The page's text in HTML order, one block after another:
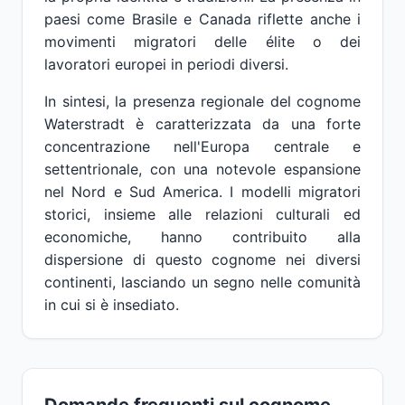
paesi come Brasile e Canada riflette anche i
movimenti migratori delle élite o dei
lavoratori europei in periodi diversi.
In sintesi, la presenza regionale del cognome
Waterstradt è caratterizzata da una forte
concentrazione nell'Europa centrale e
settentrionale, con una notevole espansione
nel Nord e Sud America. I modelli migratori
storici, insieme alle relazioni culturali ed
economiche, hanno contribuito alla
dispersione di questo cognome nei diversi
continenti, lasciando un segno nelle comunità
in cui si è insediato.